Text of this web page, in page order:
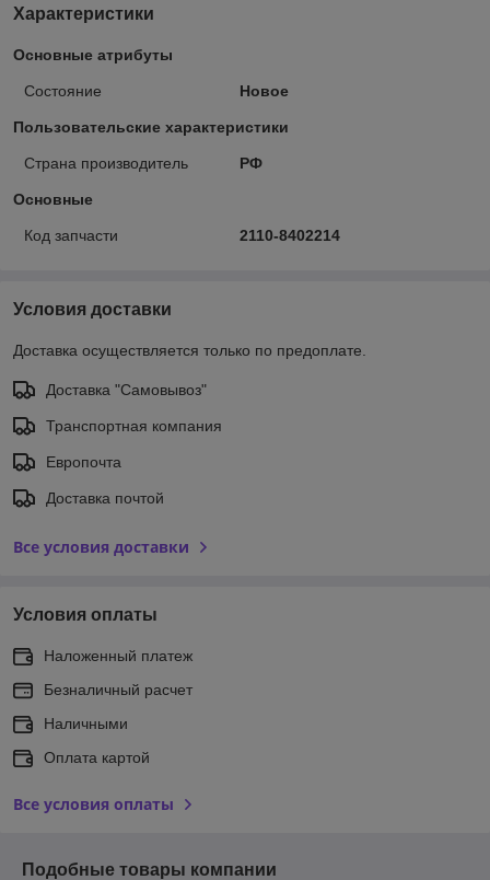
Характеристики
Основные атрибуты
Состояние Новое
Пользовательские характеристики
Страна производитель РФ
Основные
Код запчасти 2110-8402214
Условия доставки
Доставка осуществляется только по предоплате.
Доставка "Самовывоз"
Транспортная компания
Европочта
Доставка почтой
Все условия доставки
Условия оплаты
Наложенный платеж
Безналичный расчет
Наличными
Оплата картой
Все условия оплаты
Подобные товары компании